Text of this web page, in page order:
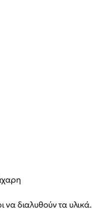
να διαλυθούν τα υλικά.